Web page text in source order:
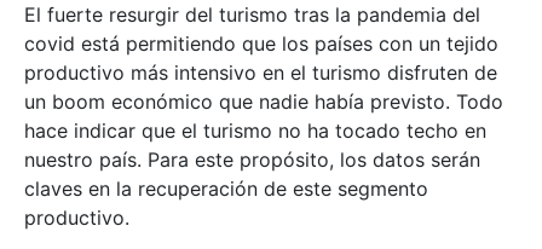
El fuerte resurgir del turismo tras la pandemia del
covid está permitiendo que los países con un tejido
productivo más intensivo en el turismo disfruten de
un boom económico que nadie había previsto. Todo
hace indicar que el turismo no ha tocado techo en
nuestro país. Para este propósito, los datos serán
claves en la recuperación de este segmento
productivo.